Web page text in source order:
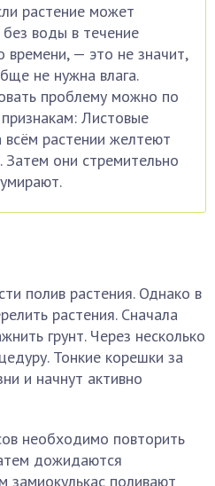
растение может
воды в течение
времени, — это не значит,
не нужна влага.
проблему можно по
Листовые
всём растении желтеют
Затем они стремительно
полив растения. Однако в
растения. Сначала
грунт. Через несколько
Тонкие корешки за
и начнут активно
необходимо повторить
дожидаются
замиокулькас поливают